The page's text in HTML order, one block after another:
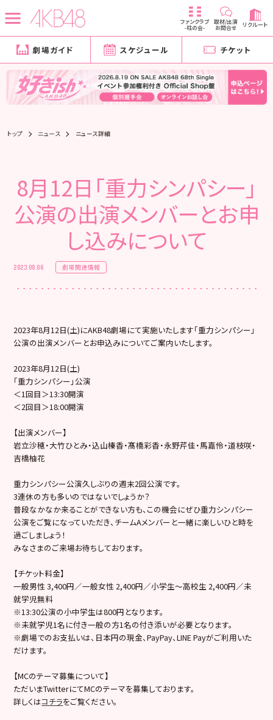
ファンクラブ
-柱の会-
取材/出演
お問合せ リクルート
劇場ガイド スケジュール チケット
トップ ニュース ニュース詳細
8月12日「重力シンパシー」
公演の出演メンバーとお申
し込みについて
2023.08.06 劇場関連情報
2023年8月12日(土)にAKB48劇場にて実施いたします「重力シンパシー」
公演の出演メンバーとお申込みについてご案内いたします。
2023年8月12日(土)
「重力シンパシー」公演
＜1回目＞13:30開演
＜2回目＞18:00開演
【出演メンバー】
岩立沙穂・大竹ひとみ・込山榛香・髙橋彩香・永野芹佳・馬嘉伶・道枝咲・
吉橋柚花
重力シンパシー公演久しぶりの週末2回公演です。
3連休の方も多いのではないでしょうか？
普段なかなか来ることができない方も、この機会にぜひ重力シンパシー
公演をご覧になっていただき、チームAメンバーと一緒に楽しいひと時を
過ごしましょう！
みなさまのご来場お待ちしております。
【チケット料金】
一般男性 3,400円／一般女性 2,400円／小学生～高校生 2,400円／未
就学児無料
※13:30公演の小中学生は800円となります。
※未就学児1名に付き一般の方1名の付き添いが必要となります。
※劇場でのお支払いは、日本円の現金、PayPay、LINE Payがご利用いた
だけます。
【MCのテーマ募集について】
ただいまTwitterにてMCのテーマを募集しております。
詳しくはコチラをご覧ください。